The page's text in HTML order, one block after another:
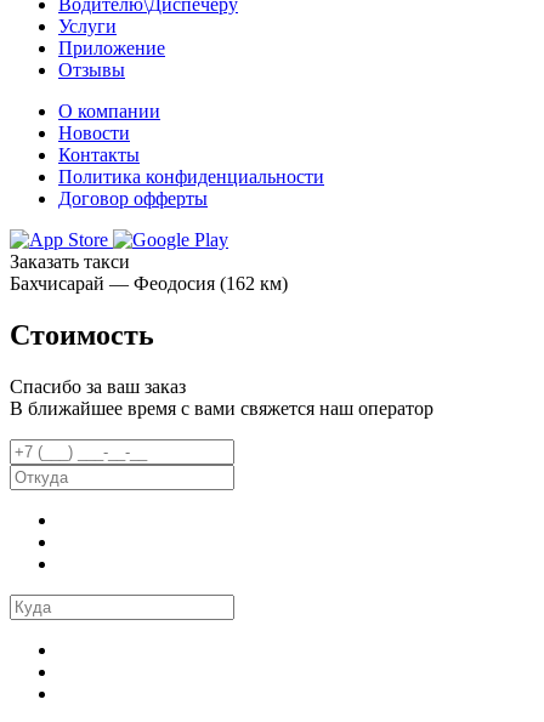
Водителю\Диспечеру
Услуги
Приложение
Отзывы
О компании
Новости
Контакты
Политика конфиденциальности
Договор офферты
Заказать такси
Бахчисарай — Феодосия (162 км)
Стоимость
Спасибо за ваш заказ
В ближайшее время с вами свяжется наш оператор